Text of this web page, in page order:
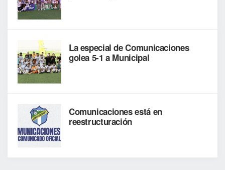
La especial de Comunicaciones
golea 5-1 a Municipal
Comunicaciones está en
reestructuración